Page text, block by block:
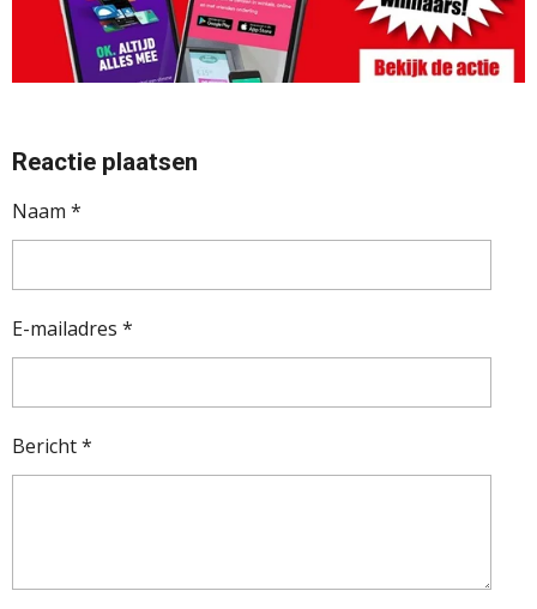
Reactie plaatsen
Naam *
E-mailadres *
Bericht *